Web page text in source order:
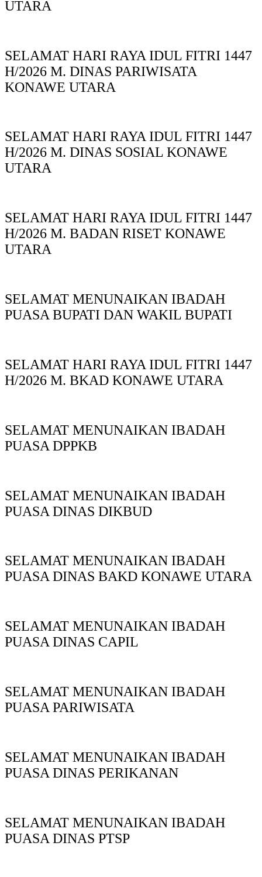
UTARA
SELAMAT HARI RAYA IDUL FITRI 1447
H/2026 M. DINAS PARIWISATA
KONAWE UTARA
SELAMAT HARI RAYA IDUL FITRI 1447
H/2026 M. DINAS SOSIAL KONAWE
UTARA
SELAMAT HARI RAYA IDUL FITRI 1447
H/2026 M. BADAN RISET KONAWE
UTARA
SELAMAT MENUNAIKAN IBADAH
PUASA BUPATI DAN WAKIL BUPATI
SELAMAT HARI RAYA IDUL FITRI 1447
H/2026 M. BKAD KONAWE UTARA
SELAMAT MENUNAIKAN IBADAH
PUASA DPPKB
SELAMAT MENUNAIKAN IBADAH
PUASA DINAS DIKBUD
SELAMAT MENUNAIKAN IBADAH
PUASA DINAS BAKD KONAWE UTARA
SELAMAT MENUNAIKAN IBADAH
PUASA DINAS CAPIL
SELAMAT MENUNAIKAN IBADAH
PUASA PARIWISATA
SELAMAT MENUNAIKAN IBADAH
PUASA DINAS PERIKANAN
SELAMAT MENUNAIKAN IBADAH
PUASA DINAS PTSP